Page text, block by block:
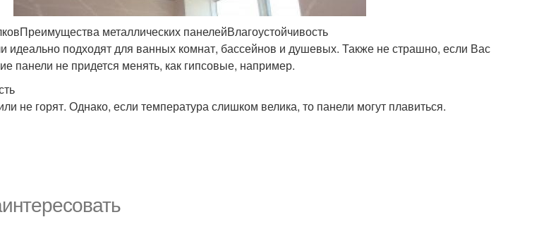
металлических панелейВлагоустойчивость
идеально подходят для ванных комнат, бассейнов и душевых. Также не страшно, если Вас
панели не придется менять, как гипсовые, например.
не горят. Однако, если температура слишком велика, то панели могут плавиться.